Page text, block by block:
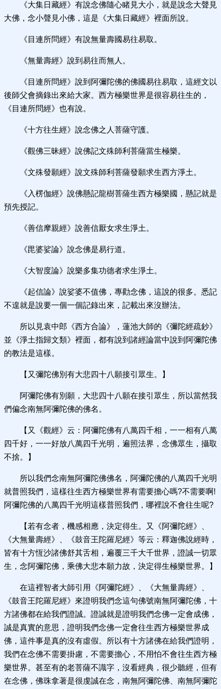
《大集日藏經》有說念佛隨心睹見大小，就是說念大聲見
大佛，念小聲見小佛，這是《大集日藏經》裡面所說。
《目連所問經》有說無量壽國易往易取。
《無量壽經》說到易往而無人。
《目連所問經》說到阿彌陀佛的佛國易往易取，這經文以
後師父會摘錄出來給大家。西方極樂世界是很容易往生的，
《目連所問經》也有說。
《十方往生經》說念佛之人菩薩守護。
《觀佛三昧經》說佛記文殊師利菩薩當生極樂。
《文殊發願經》說文殊師利菩薩發願求生西方淨土。
《入楞伽經》說佛懸記龍樹菩薩生西方極樂國，懸記就是
預先授記。
《善信摩親經》說善信厭女求生淨土。
《毘婆娑論》說念佛是易行道。
《大智度論》說樂多集功德者求生淨土。
《起信論》說娑婆不值佛，專勸念佛，這說的很多。悉記
不遑就是說要一個一個記錄出來，記載出來沒辦法。
所以見袁中郎《西方合論》，蓮池大師的《彌陀經疏鈔》
並《淨土指歸文類》裡面，都有說到諸經論當中說到阿彌陀佛
的教法是這樣。
【又彌陀佛別有大悲四十八願接引眾生。】
阿彌陀佛有別願，大悲四十八願在接引眾生，所以當然我
們偏念南無阿彌陀佛的佛名。
【又《觀經》云：阿彌陀佛有八萬四千相，一一相有八萬
四千好，一一好放八萬四千光明，遍照法界，念佛眾生，攝取
不捨。】
所以我們念南無阿彌陀佛佛名，阿彌陀佛的八萬四千光明
就普照我們，這樣往生西方極樂世界有需要擔心嗎?不需要啊!
阿彌陀佛的八萬四千光明這樣普照我們，哪裡說不會往生呢?
【若有念者，機感相應，決定得生。又《阿彌陀經》、
《大無量壽經》、《鼓音王陀羅尼經》等云：釋迦佛說經時，
皆有十方恆沙諸佛舒其舌相，遍覆三千大千世界，證誠一切眾
生，念阿彌陀佛，乘佛大悲本願力故，決定得生極樂世界。】
在這裡智者大師引用《阿彌陀經》、《大無量壽經》、
《鼓音王陀羅尼經》來證明我們念這句佛號南無阿彌陀佛，十
方諸佛都在給我們證誠。證誠就是證明我們念佛一定會成佛，
誠是真實的意思，證明我們念佛一定會往生西方極樂世界成
佛，這件事是真的沒有虛假。所以有十方諸佛在給我們證明，
我們在念佛不需要掛慮，不需要擔心，不用怕不會往生西方極
樂世界。甚至有的老菩薩不識字，沒看經典，很少聽經，但有
在念佛，佛珠拿著是很虔誠在念，南無阿彌陀佛、南無阿彌陀